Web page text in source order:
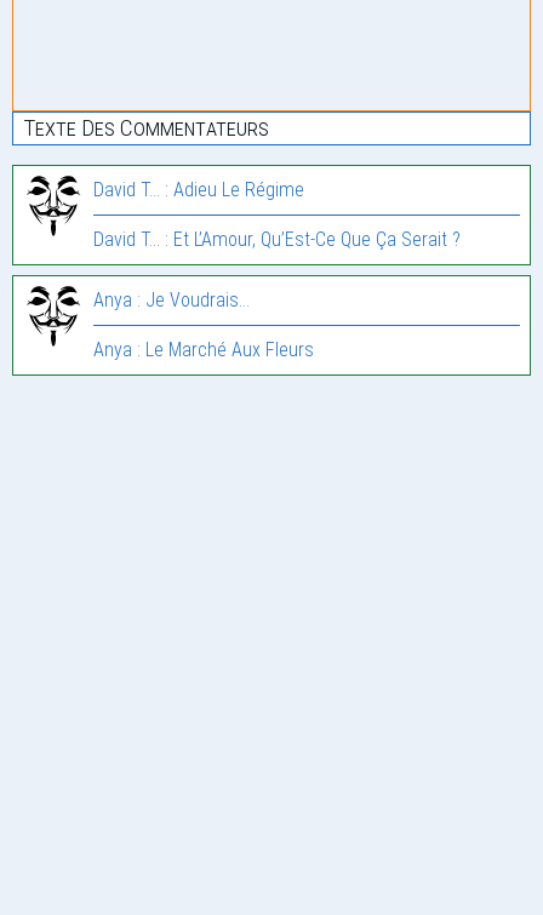
Texte Des Commentateurs
David T... : Adieu Le Régime
David T... : Et L’Amour, Qu’Est-Ce Que Ça Serait ?
Anya : Je Voudrais…
Anya : Le Marché Aux Fleurs